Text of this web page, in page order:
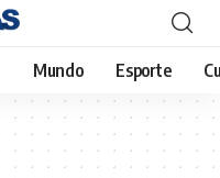
Mundo Esporte